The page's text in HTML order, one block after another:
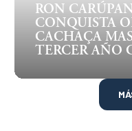
RON
CONQUISTA
CACHAÇA
TERCER AÑO